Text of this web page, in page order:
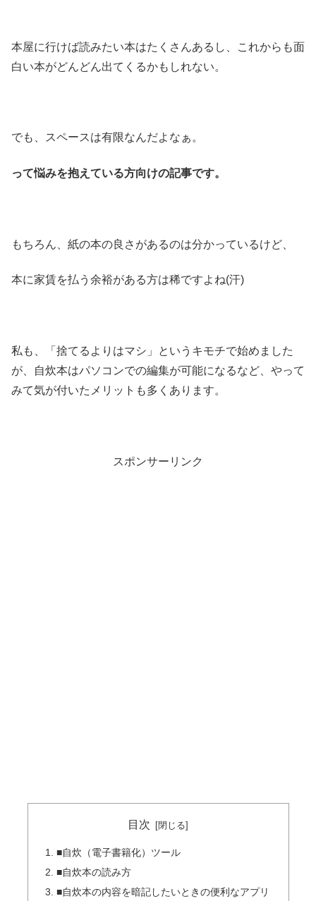
本屋に行けば読みたい本はたくさんあるし、これからも面
白い本がどんどん出てくるかもしれない。
でも、スペースは有限なんだよなぁ。
って悩みを抱えている方向けの記事です。
もちろん、紙の本の良さがあるのは分かっているけど、
本に家賃を払う余裕がある方は稀ですよね(汗)
私も、「捨てるよりはマシ」というキモチで始めました
が、自炊本はパソコンでの編集が可能になるなど、やって
みて気が付いたメリットも多くあります。
スポンサーリンク
目次
■自炊（電子書籍化）ツール
■自炊本の読み方
■自炊本の内容を暗記したいときの便利なアプリ